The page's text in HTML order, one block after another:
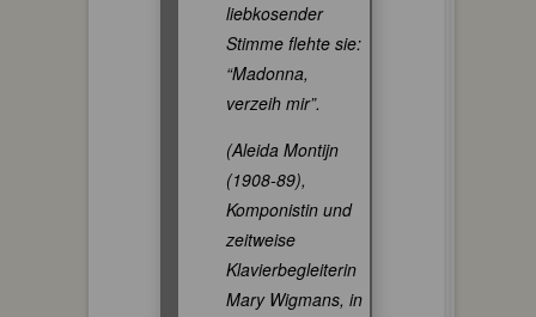
liebkosender
Stimme flehte sie:
“Madonna,
verzeih mir”.
(Aleida Montijn
(1908-89),
Komponistin und
zeitweise
Klavierbegleiterin
Mary Wigmans, in